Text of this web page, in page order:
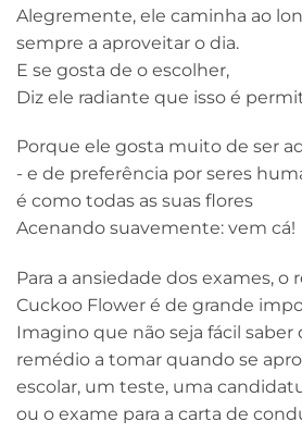
Alegremente, ele caminha ao
sempre a aproveitar o dia.
E se gosta de o escolher,
Diz ele radiante que isso é
Porque ele gosta muito de ser
- e de preferência por seres
é como todas as suas flores
Acenando suavemente: vem cá!
Para a ansiedade dos exames, o
Cuckoo Flower é de grande
Imagino que não seja fácil
remédio a tomar quando se
escolar, um teste, uma
ou o exame para a carta de